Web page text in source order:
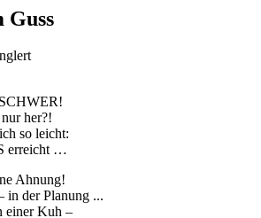
Guss
her?!
so leicht:
erreicht …
Ahnung!
in der Planung ...
einer Kuh –